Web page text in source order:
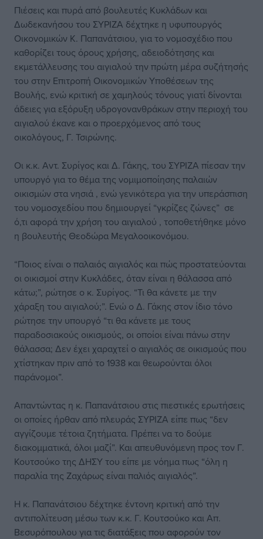
Πιέσεις και πυρά από βουλευτές Κυκλάδων και
Δωδεκανήσου του ΣΥΡΙΖΑ δέχτηκε η υφυπουργός
Οικονομικών Κ. Παπανάτσιου, για το νομοσχέδιο που
καθορίζει τους όρους χρήσης, αδειοδότησης και
εκμετάλλευσης του αιγιαλού την πρώτη μέρα συζήτησής
του στην Επιτροπή Οικονομικών Υποθέσεων της
Βουλής, ενώ κριτική σε χαμηλούς τόνους γιατί δίνονται
άδειες για εξόρυξη υδρογονανθράκων στην περιοχή του
αιγιαλού έκανε και ο προερχόμενος από τους
οικολόγους, Γ. Τσιρώνης.
Οι κ.κ. Αντ. Συρίγος και Δ. Γάκης, του ΣΥΡΙΖΑ πίεσαν την
υπουργό για το θέμα της νομιμοποίησης παλαιών
οικισμών στα νησιά , ενώ γενικότερα για την υπεράσπιση
του νομοσχεδίου που δημιουργεί “γκρίζες ζώνες” σε
ό,τι αφορά την χρήση του αιγιαλού , τοποθετήθηκε μόνο
η βουλευτής Θεοδώρα Μεγαλοοικονόμου.
“Ποιος είναι ο παλαιός αιγιαλός και πώς προστατεύονται
οι οικισμοί στην Κυκλάδες, όταν είναι η θάλασσα από
κάτω;”, ρώτησε ο κ. Συρίγος. “Τι θα κάνετε με την
χάραξη του αιγιαλού;”. Ενώ ο Δ. Γάκης στον ίδιο τόνο
ρώτησε την υπουργό “τι θα κάνετε με τους
παραδοσιακούς οικισμούς, οι οποίοι είναι πάνω στην
θάλασσα; Δεν έχει χαραχτεί ο αιγιαλός σε οικισμούς που
χτίστηκαν πριν από το 1938 και θεωρούνται όλοι
παράνομοι”.
Απαντώντας η κ. Παπανάτσιου στις πιεστικές ερωτήσεις
οι οποίες ήρθαν από πλευράς ΣΥΡΙΖΑ είπε πως “δεν
αγγίζουμε τέτοια ζητήματα. Πρέπει να το δούμε
διακομματικά, όλοι μαζί”. Και απευθυνόμενη προς τον Γ.
Κουτσούκο της ΔΗΣΥ του είπε με νόημα πως “όλη η
παραλία της Ζαχάρως είναι παλιός αιγιαλός”.
Η κ. Παπανάτσιου δέχτηκε έντονη κριτική από την
αντιπολίτευση μέσω των κ.κ. Γ. Κουτσούκο και Απ.
Βεσυρόπουλου για τις διατάξεις που αφορούν τον